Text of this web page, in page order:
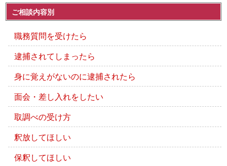
ご相談内容別
職務質問を受けたら
逮捕されてしまったら
身に覚えがないのに逮捕されたら
面会・差し入れをしたい
取調べの受け方
釈放してほしい
保釈してほしい